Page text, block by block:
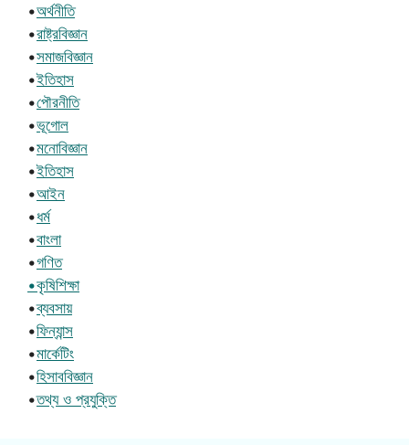
•অর্থনীতি
•রাষ্ট্রবিজ্ঞান
•সমাজবিজ্ঞান
•ইতিহাস
•পৌরনীতি
•ভূগোল
•মনোবিজ্ঞান
•ইতিহাস
•আইন
•ধর্ম
•বাংলা
•গণিত
•কৃষিশিক্ষা
•ব্যবসায়
•ফিন্যান্স
•মার্কেটিং
•হিসাববিজ্ঞান
•তথ্য ও প্রযুক্তি